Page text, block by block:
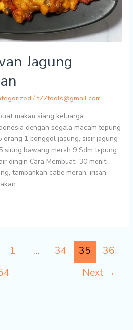
Jagung
/ t77tools@gmail.com
makan siang keluarga.
dengan segala macam tepung
1 bonggol jagung, sisir jagung
siung bawang merah 9 Sdm tepung
dingin Cara Membuat 30 menit
tambahkan cabe merah, irisan
1 … 34 35
36
Next →